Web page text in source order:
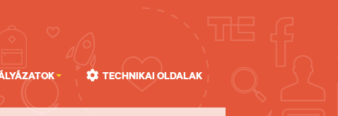
Technikai oldalak